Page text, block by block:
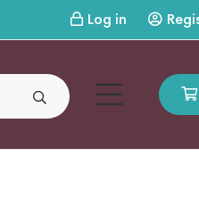
Log in